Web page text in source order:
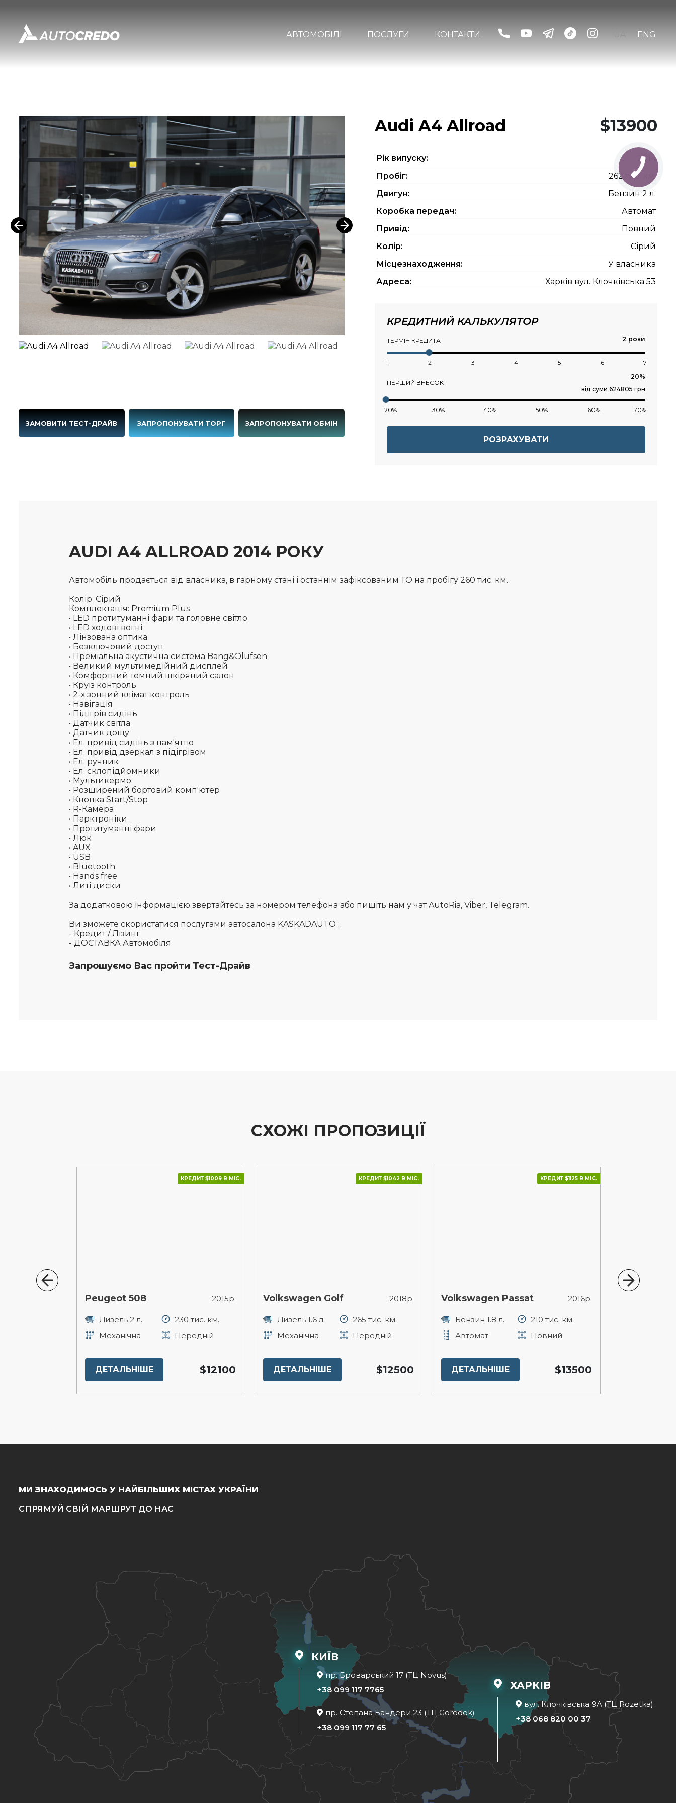
АВТОМОБІЛІ ПОСЛУГИ КОНТАКТИ ENG
ЗАМОВИТИ ТЕСТ-ДРАЙВ ЗАПРОПОНУВАТИ ТОРГ ЗАПРОПОНУВАТИ ОБМІН
Audi A4 Allroad $13900
Рiк випуску:
2014
Пробіг:
262 тис. км.
Двигун:
Бензин 2 л.
Коробка передач:
Автомат
Привід:
Повний
Колір:
Сірий
Місцезнаходження:
У власника
Адреса:
Харків вул. Клочківська 53
КРЕДИТНИЙ КАЛЬКУЛЯТОР
ТЕРМІН КРЕДИТА роки
1 2 3 4 5 6 7
ПЕРШИЙ ВНЕСОК
від суми 624805 грн
20% 30% 40% 50% 60% 70%
РОЗРАХУВАТИ
AUDI A4 ALLROAD 2014 РОКУ
Автомобіль продається від власника, в гарному стані і останнім зафіксованим ТО на пробігу 260 тис. км.
Колір: Сірий
Комплектація: Premium Plus
• LED протитуманні фари та головне світло
• LED ходові вогні
• Лінзована оптика
• Безключовий доступ
• Преміальна акустична система Bang&Olufsen
• Великий мультимедійний дисплей
• Комфортний темний шкіряний салон
• Круїз контроль
• 2-х зонний клімат контроль
• Навігація
• Підігрів сидінь
• Датчик світла
• Датчик дощу
• Ел. привід сидінь з пам'яттю
• Ел. привід дзеркал з підігрівом
• Ел. ручник
• Ел. склопідйомники
• Мультикермо
• Розширений бортовий комп'ютер
• Кнопка Start/Stop
• R-Камера
• Парктроніки
• Протитуманні фари
• Люк
• AUX
• USB
• Bluetooth
• Hands free
• Литі диски
За додатковою інформацією звертайтесь за номером телефона або пишіть нам у чат AutoRia, Viber, Telegram.
Ви зможете скористатися послугами автосалона KASKADAUTO :
- Кредит / Лізинг
- ДОСТАВКА Автомобіля
Запрошуємо Вас пройти Тест-Драйв
СХОЖІ ПРОПОЗИЦІЇ
КРЕДИТ $1009 В МІС.
Peugeot 508 2015р.
Дизель 2 л.
230 тис. км.
Механічна
Передній
ДЕТАЛЬНІШЕ $12100
КРЕДИТ $1042 В МІС.
Volkswagen Golf 2018р.
Дизель 1.6 л.
265 тис. км.
Механічна
Передній
ДЕТАЛЬНІШЕ $12500
КРЕДИТ $1125 В МІС.
Volkswagen Passat 2016р.
Бензин 1.8 л.
210 тис. км.
Автомат
Повний
ДЕТАЛЬНІШЕ $13500
МИ ЗНАХОДИМОСЬ У НАЙБІЛЬШИХ МІСТАХ УКРАЇНИ
СПРЯМУЙ СВІЙ МАРШРУТ ДО НАС
КИЇВ
пр. Броварський 17 (ТЦ Novus)
+38 099 117 7765
пр. Степана Бандери 23 (ТЦ Gorodok)
+38 099 117 77 65
ХАРКІВ
вул. Клочківська 9A (ТЦ Rozetka)
+38 068 820 00 37